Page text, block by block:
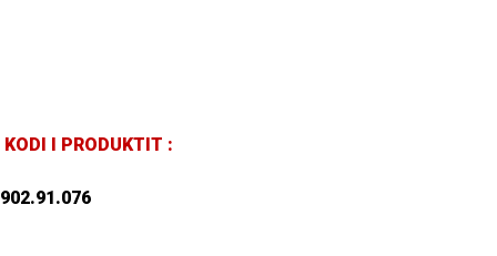
KODI I PRODUKTIT :
902.91.076